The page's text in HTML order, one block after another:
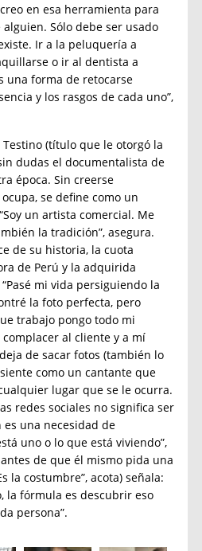
en esa herramienta para
Sólo debe ser usado
Ir a la peluquería a
o ir al dentista a
una forma de retocarse
y los rasgos de cada uno”,
(título que le otorgó la
dudas el documentalista de
época. Sin creerse
se define como un
un artista comercial. Me
la tradición”, asegura.
de su historia, la cuota
de Perú y la adquirida
mi vida persiguiendo la
la foto perfecta, pero
trabajo pongo todo mi
al cliente y a mí
de sacar fotos (también lo
como un cantante que
lugar que se le ocurra.
redes sociales no significa ser
una necesidad de
uno o lo que está viviendo”,
de que él mismo pida una
la costumbre”, acota) señala:
la fórmula es descubrir eso
persona”.